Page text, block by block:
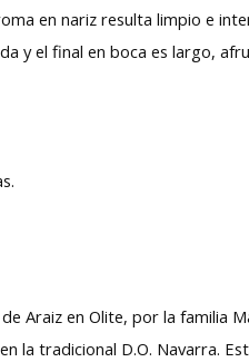
en nariz resulta limpio e
y el final en boca es largo,
Araiz en Olite, por la familia
la tradicional D.O. Navarra.